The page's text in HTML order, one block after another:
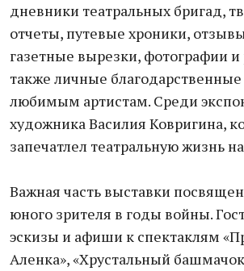
дневники театральных бригад,
отчеты, путевые хроники,
газетные вырезки, фотографии и
также личные
любимым артистам. Среди
художника Василия Ковригина,
запечатлел театральную жизнь
Важная часть выставки
юного зрителя в годы войны.
эскизы и афиши к спектаклям
Аленка», «Хрустальный